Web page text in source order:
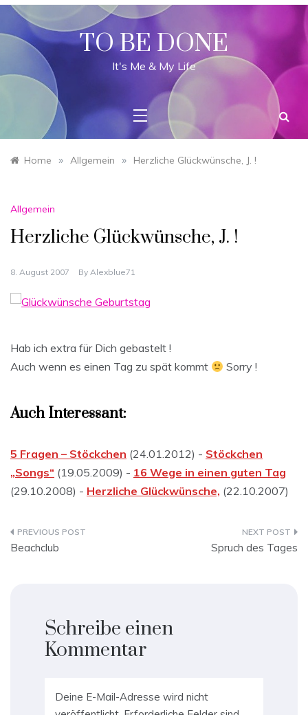
Skip
content
TO BE DONE
It's Me & My Life
Home » Allgemein » Herzliche Glückwünsche, J. !
Allgemein
Herzliche Glückwünsche, J. !
8. August 2007 By Alexblue71
Hab ich extra für Dich gebastelt !
Auch wenn es einen Tag zu spät kommt
Sorry !
Auch Interessant:
5 Fragen – Stöckchen (24.01.2012) - Stöckchen
„Songs“ (19.05.2009) - 16 Wege in einen guten Tag
(29.10.2008) - Herzliche Glückwünsche, (22.10.2007)
Beitragsnavigation
Beachclub Spruch des Tages
Schreibe einen
Kommentar
Deine E-Mail-Adresse wird nicht